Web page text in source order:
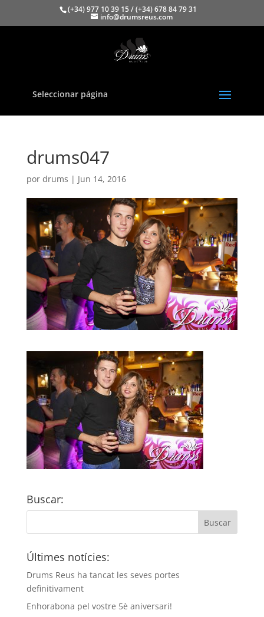
(+34) 977 10 39 15 / (+34) 678 84 79 31
info@drumsreus.com
Seleccionar página
drums047
por drums | Jun 14, 2016
Buscar:
Últimes notícies:
Drums Reus ha tancat les seves portes
definitivament
Enhorabona pel vostre 5è aniversari!